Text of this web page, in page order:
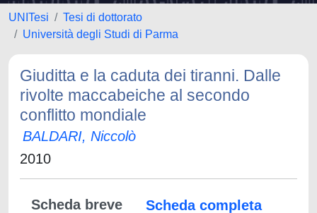
UNITesi
Tesi di dottorato
Università degli Studi di Parma
Giuditta e la caduta dei tiranni. Dalle
rivolte maccabeiche al secondo
conflitto mondiale
BALDARI, Niccolò
2010
Scheda breve
Scheda completa